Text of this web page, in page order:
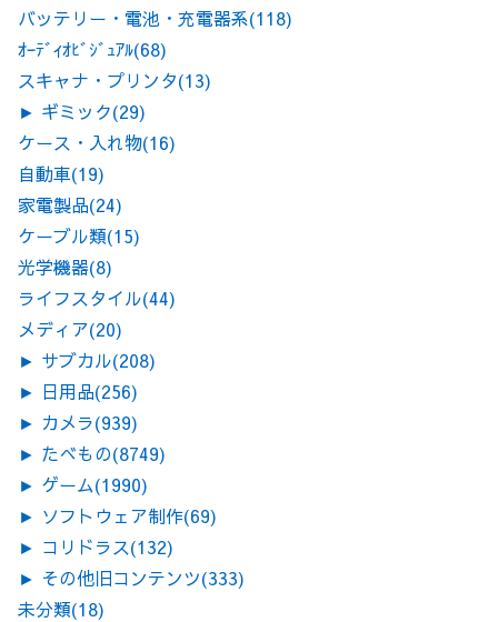
バッテリー・電池・充電器系(118)
ｵｰﾃﾞｨｵﾋﾞｼﾞｭｱﾙ(68)
スキャナ・プリンタ(13)
► ギミック(29)
ケース・入れ物(16)
自動車(19)
家電製品(24)
ケーブル類(15)
光学機器(8)
ライフスタイル(44)
メディア(20)
► サブカル(208)
► 日用品(256)
► カメラ(939)
► たべもの(8749)
► ゲーム(1990)
► ソフトウェア制作(69)
► コリドラス(132)
► その他旧コンテンツ(333)
未分類(18)